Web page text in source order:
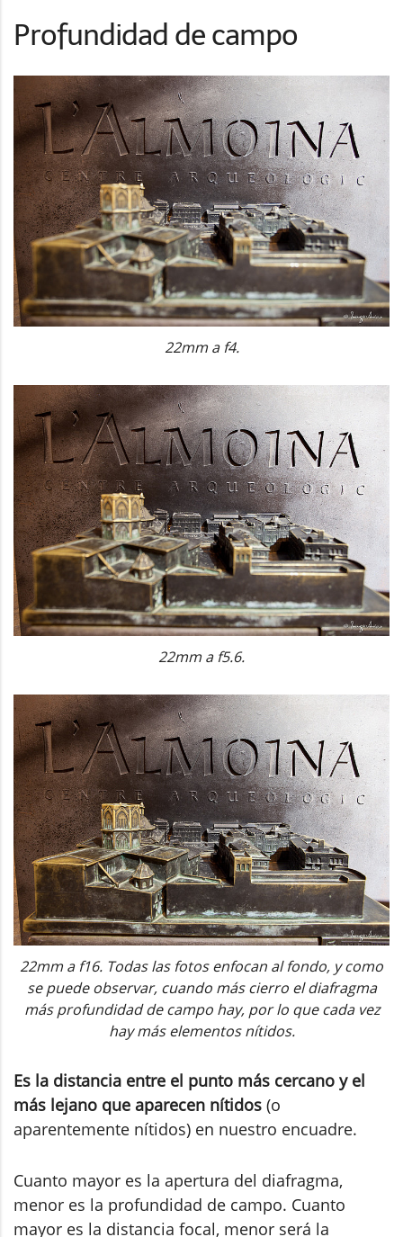
Profundidad de campo
22mm a f4.
22mm a f5.6.
22mm a f16. Todas las fotos enfocan al fondo, y como
se puede observar, cuando más cierro el diafragma
más profundidad de campo hay, por lo que cada vez
hay más elementos nítidos.
Es la distancia entre el punto más cercano y el
más lejano que aparecen nítidos (o
aparentemente nítidos) en nuestro encuadre.
Cuanto mayor es la apertura del diafragma,
menor es la profundidad de campo. Cuanto
mayor es la distancia focal, menor será la